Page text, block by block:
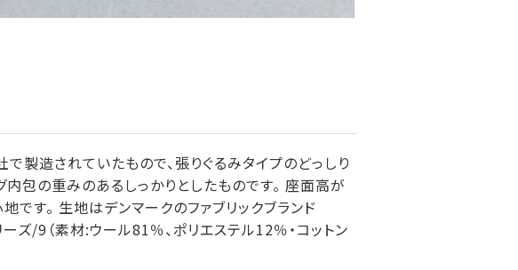
で製造されていたもので、張りぐるみタイプのどっしり
内包の重みのあるしっかりとしたものです。 座面高が
です。 生地はデンマークのファブリックブランド
/9（素材:ウール81％、ポリエステル12％・コットン